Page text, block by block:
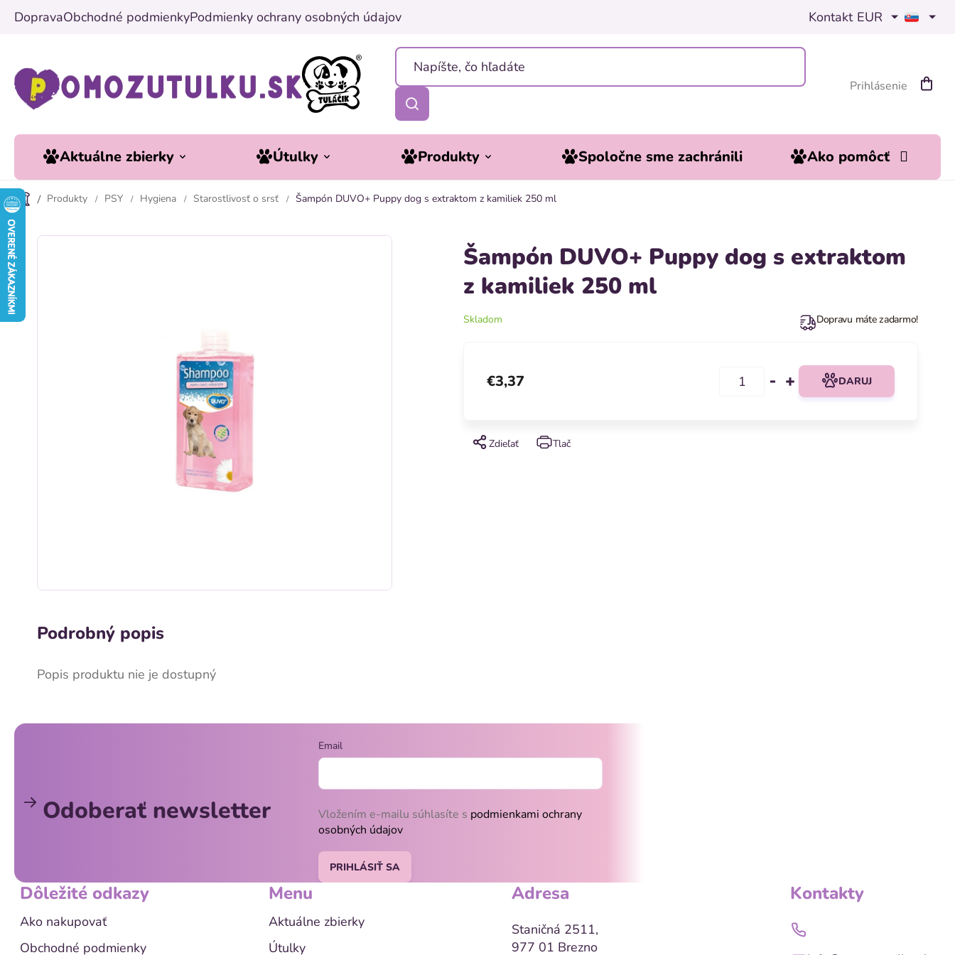
DopravaObchodné podmienkyPodmienky ochrany osobných údajov Kontakt EUR
Prihlásenie
Aktuálne zbierky Útulky Produkty Spoločne sme zachránili Ako pomôcť
Produkty PSY Hygiena Starostlivosť o srsť Šampón DUVO+ Puppy dog s extraktom z kamiliek 250 ml
Šampón DUVO+ Puppy dog s extraktom
z kamiliek 250 ml
Tlač
Zdieľať
Skladom Dopravu máte zadarmo!
€3,37 DARUJ
Podrobný popis
Popis produktu nie je dostupný
Odoberať newsletter
Email
Vložením e-mailu súhlasíte s podmienkami ochrany
osobných údajov
PRIHLÁSIŤ SA
Dôležité odkazy
Ako nakupovať
Obchodné podmienky
Menu
Aktuálne zbierky
Útulky
Adresa
Staničná 2511,
977 01 Brezno
Kontakty